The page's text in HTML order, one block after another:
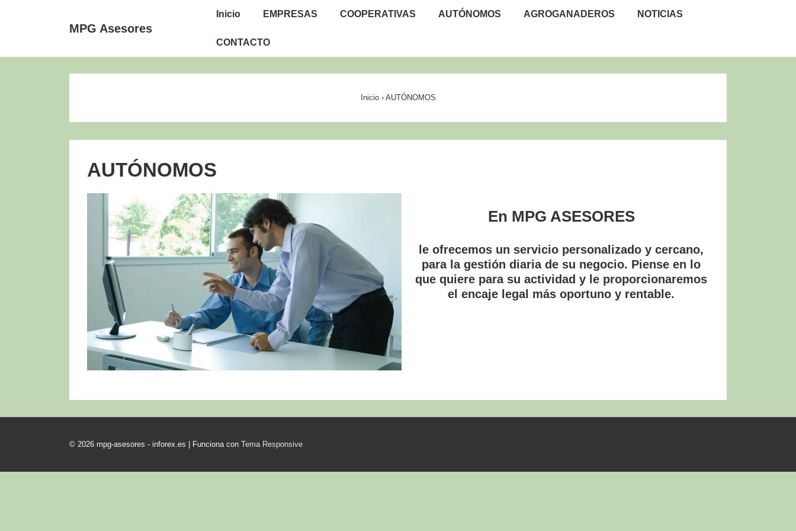
contenido
MPG Asesores
Navegación
Inicio EMPRESAS COOPERATIVAS AUTÓNOMOS AGROGANADEROS NOTICIAS
CONTACTO
Inicio › AUTÓNOMOS
AUTÓNOMOS
En MPG ASESORES
le ofrecemos un servicio personalizado y cercano,
para la gestión diaria de su negocio. Piense en lo
que quiere para su actividad y le proporcionaremos
el encaje legal más oportuno y rentable.
© 2026 mpg-asesores - inforex.es | Funciona con Tema Responsive